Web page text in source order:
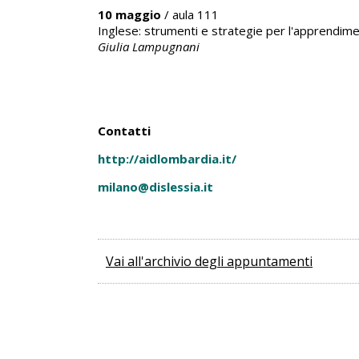
10 maggio / aula 111
Inglese: strumenti e strategie per
Giulia Lampugnani
Contatti
http://aidlombardia.it/
milano@dislessia.it
Vai all'archivio degli appuntamenti